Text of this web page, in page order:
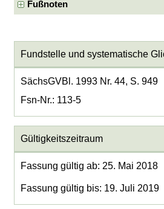
Fußnoten
Fundstelle und systematische
SächsGVBl. 1993 Nr. 44, S. 949
Fsn-Nr.: 113-5
Gültigkeitszeitraum
Fassung gültig ab: 25. Mai 2018
Fassung gültig bis: 19. Juli 2019